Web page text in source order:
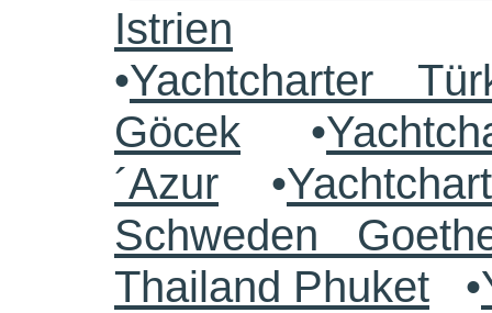
Istrien
•Yachtcharter
Göcek •
´Azur •
Schweden
Thailand Phuket •